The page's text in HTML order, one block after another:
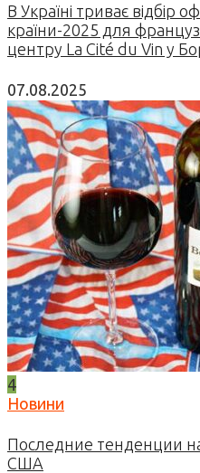
В Україні триває відбір
країни-2025 для
центру La Cité du Vin у
07.08.2025
4
Новини
Последние тенденции
США